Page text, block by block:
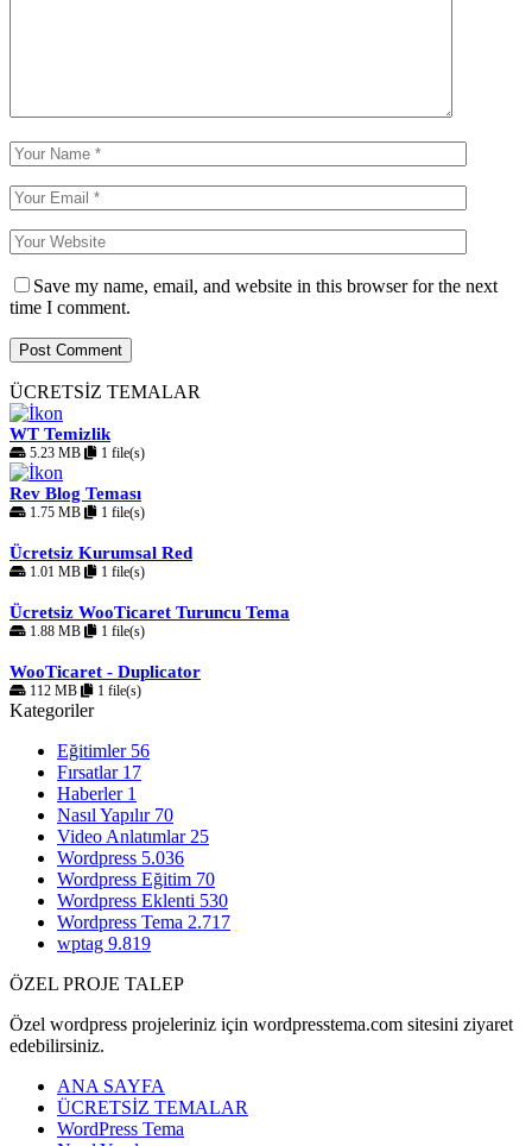
Save my name, email, and website in this browser for the next
time I comment.
ÜCRETSİZ TEMALAR
WT Temizlik
5.23 MB 1 file(s)
Rev Blog Teması
1.75 MB 1 file(s)
Ücretsiz Kurumsal Red
1.01 MB 1 file(s)
Ücretsiz WooTicaret Turuncu Tema
1.88 MB 1 file(s)
WooTicaret - Duplicator
112 MB 1 file(s)
Kategoriler
Eğitimler 56
Fırsatlar 17
Haberler 1
Nasıl Yapılır 70
Video Anlatımlar 25
Wordpress 5.036
Wordpress Eğitim 70
Wordpress Eklenti 530
Wordpress Tema 2.717
wptag 9.819
ÖZEL PROJE TALEP
Özel wordpress projeleriniz için wordpresstema.com sitesini ziyaret
edebilirsiniz.
ANA SAYFA
ÜCRETSİZ TEMALAR
WordPress Tema